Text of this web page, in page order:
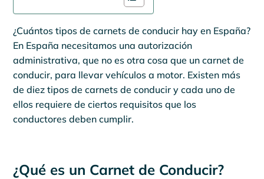
¿Cuántos tipos de carnets de conducir hay en España?
En España necesitamos una autorización
administrativa, que no es otra cosa que un carnet de
conducir, para llevar vehículos a motor. Existen más
de diez tipos de carnets de conducir y cada uno de
ellos requiere de ciertos requisitos que los
conductores deben cumplir.
¿Qué es un Carnet de Conducir?